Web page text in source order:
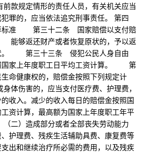
规定情形的责任人员，有关机关应当
罪的，应当依法追究刑事责任。 第四
标准 第三十二条 国家赔偿以支付赔
够返还财产或者恢复原状的，予以返
。 第三十三条 侵犯公民人身自由
国家上年度职工日平均工资计算。 第
命健康权的，赔偿金按照下列规定计
伤害的，应当支付医疗费、护理费，
收入。减少的收入每日的赔偿金按照国
资计算，最高额为国家上年度职工年平
）造成部分或者全部丧失劳动能力
护理费、残疾生活辅助具费、康复费等
出和继续治疗所必需的费用，以及残疾